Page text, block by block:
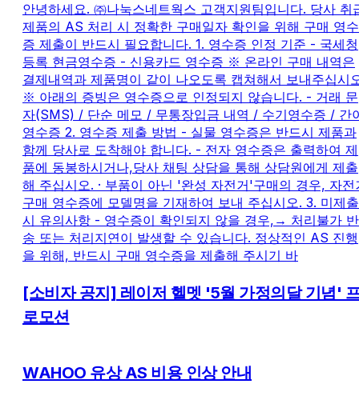
안녕하세요. ㈜나눅스네트웍스 고객지원팀입니다. 당사 취
제품의 AS 처리 시 정확한 구매일자 확인을 위해 구매 영수
증 제출이 반드시 필요합니다. 1. 영수증 인정 기준 - 국세청
등록 현금영수증 - 신용카드 영수증 ※ 온라인 구매 내역은
결제내역과 제품명이 같이 나오도록 캡쳐해서 보내주십시
※ 아래의 증빙은 영수증으로 인정되지 않습니다. - 거래 문
자(SMS) / 단순 메모 / 무통장입금 내역 / 수기영수증 / 간
영수증 2. 영수증 제출 방법 - 실물 영수증은 반드시 제품과
함께 당사로 도착해야 합니다. - 전자 영수증은 출력하여 제
품에 동봉하시거나,당사 채팅 상담을 통해 상담원에게 제출
해 주십시오. · 부품이 아닌 '완성 자전거'구매의 경우, 자전
구매 영수증에 모델명을 기재하여 보내 주십시오. 3. 미제출
시 유의사항 - 영수증이 확인되지 않을 경우,→ 처리불가 반
송 또는 처리지연이 발생할 수 있습니다. 정상적인 AS 진행
을 위해, 반드시 구매 영수증을 제출해 주시기 바
[소비자 공지] 레이저 헬멧 '5월 가정의달 기념'
로모션
WAHOO 유상 AS 비용 인상 안내